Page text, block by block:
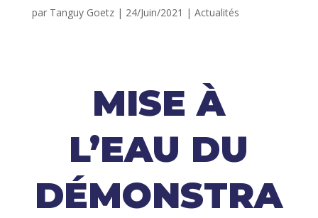
par Tanguy Goetz| 24/Juin/2021 | Actualités
MISE À
L’EAU DU
DÉMONSTRA